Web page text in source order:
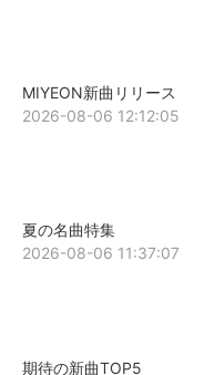
MIYEON新曲リリース
2026-08-06 12:12:05
夏の名曲特集
2026-08-06 11:37:07
期待の新曲TOP5